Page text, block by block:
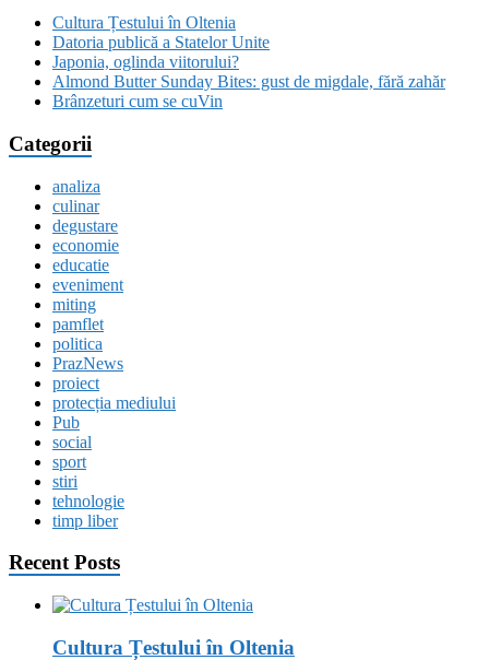
Cultura Țestului în Oltenia
Datoria publică a Statelor Unite
Japonia, oglinda viitorului?
Almond Butter Sunday Bites: gust de migdale, fără zahăr
Brânzeturi cum se cuVin
Categorii
analiza
culinar
degustare
economie
educatie
eveniment
miting
pamflet
politica
PrazNews
proiect
protecția mediului
Pub
social
sport
stiri
tehnologie
timp liber
Recent Posts
Cultura Țestului în Oltenia